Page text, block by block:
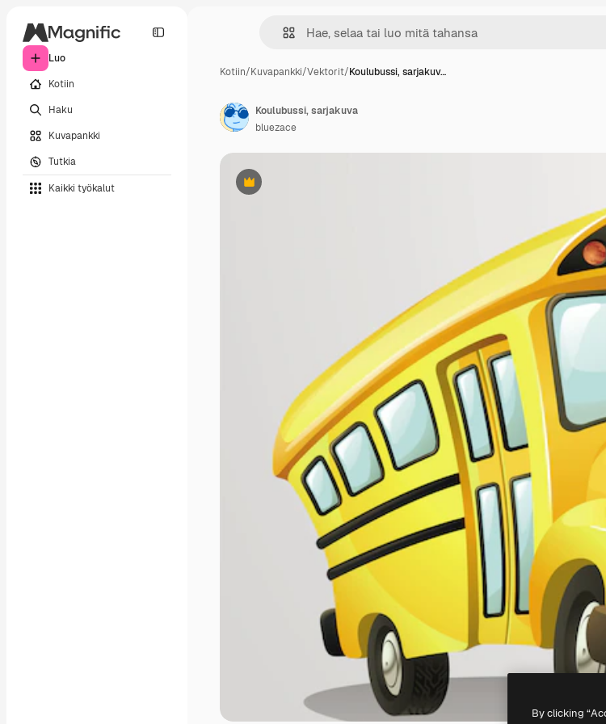
Luo
Kotiin
Haku
Kuvapankki
Tutkia
Kaikki työkalut
Kotiin/Kuvapankki/Vektorit/Koulubussi, sarjakuv…
Premium
Koulubussi, sarjakuva
bluezace
By clicking